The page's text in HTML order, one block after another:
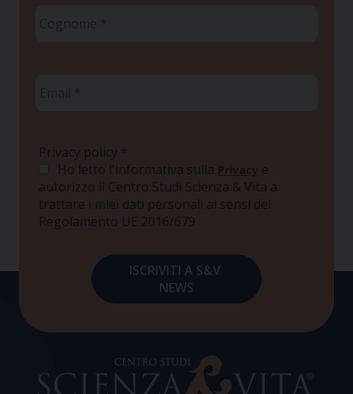
Privacy policy *
Ho letto l'informativa sulla Privacy e
autorizzo il Centro Studi Scienza & Vita a
trattare i miei dati personali ai sensi del
Regolamento UE 2016/679